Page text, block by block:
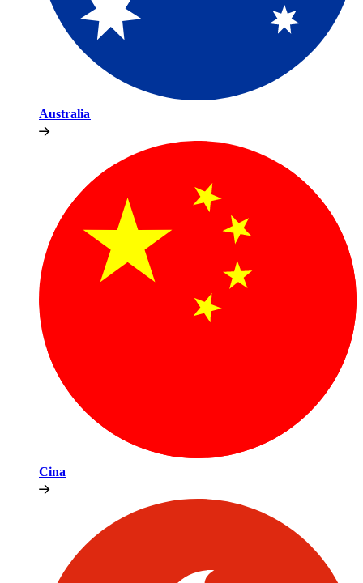
Australia​​
Cina​​